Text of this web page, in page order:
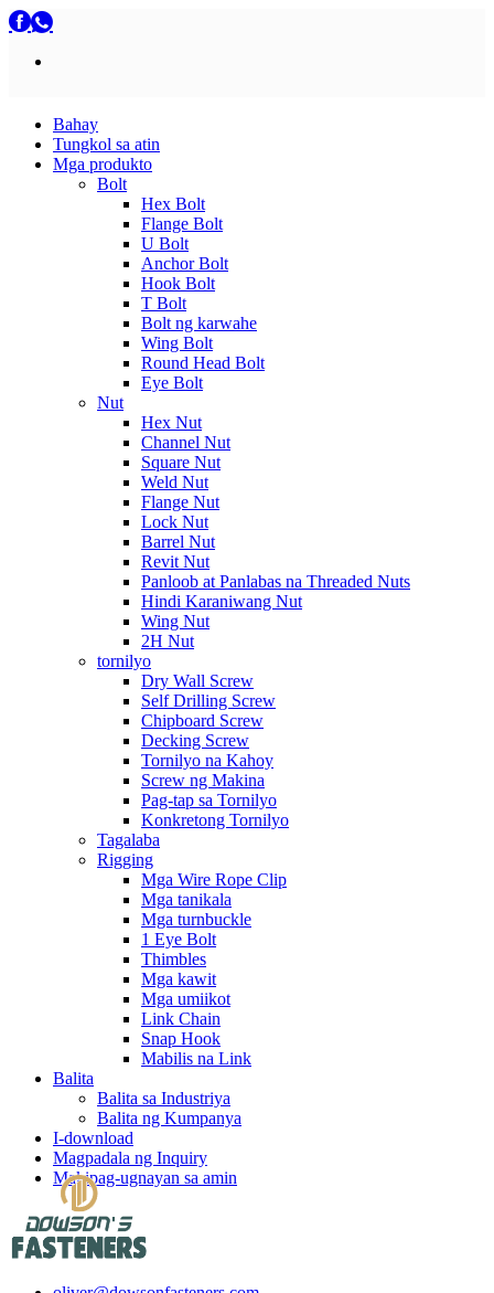
Bahay
Tungkol sa atin
Mga produkto
Bolt
Hex Bolt
Flange Bolt
U Bolt
Anchor Bolt
Hook Bolt
T Bolt
Bolt ng karwahe
Wing Bolt
Round Head Bolt
Eye Bolt
Nut
Hex Nut
Channel Nut
Square Nut
Weld Nut
Flange Nut
Lock Nut
Barrel Nut
Revit Nut
Panloob at Panlabas na Threaded Nuts
Hindi Karaniwang Nut
Wing Nut
2H Nut
tornilyo
Dry Wall Screw
Self Drilling Screw
Chipboard Screw
Decking Screw
Tornilyo na Kahoy
Screw ng Makina
Pag-tap sa Tornilyo
Konkretong Tornilyo
Tagalaba
Rigging
Mga Wire Rope Clip
Mga tanikala
Mga turnbuckle
1 Eye Bolt
Thimbles
Mga kawit
Mga umiikot
Link Chain
Snap Hook
Mabilis na Link
Balita
Balita sa Industriya
Balita ng Kumpanya
I-download
Magpadala ng Inquiry
Makipag-ugnayan sa amin